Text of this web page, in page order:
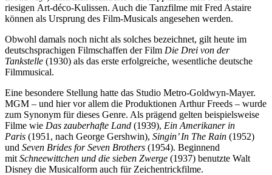
riesigen Art-déco-Kulissen. Auch die Tanzfilme mit Fred Astaire
können als Ursprung des Film-Musicals angesehen werden.
Obwohl damals noch nicht als solches bezeichnet, gilt heute im
deutschsprachigen Filmschaffen der Film Die Drei von der
Tankstelle (1930) als das erste erfolgreiche, wesentliche deutsche
Filmmusical.
Eine besondere Stellung hatte das Studio Metro-Goldwyn-Mayer.
MGM – und hier vor allem die Produktionen Arthur Freeds – wurde
zum Synonym für dieses Genre. Als prägend gelten beispielsweise
Filme wie Das zauberhafte Land (1939), Ein Amerikaner in
Paris (1951, nach George Gershwin), Singin’ In The Rain (1952)
und Seven Brides for Seven Brothers (1954). Beginnend
mit Schneewittchen und die sieben Zwerge (1937) benutzte Walt
Disney die Musicalform auch für Zeichentrickfilme.